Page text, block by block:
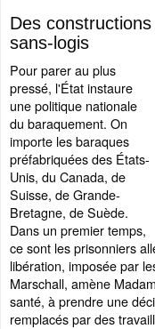
Des
sans-logis
Pour parer au plus
pressé, l'État instaure
une politique nationale
du baraquement. On
importe les baraques
préfabriquées des États-
Unis, du Canada, de
Suisse, de Grande-
Bretagne, de Suède.
Dans un premier temps,
ce sont les prisonniers
libération, imposée par
Marschall, amène
santé, à prendre une
remplacés par des